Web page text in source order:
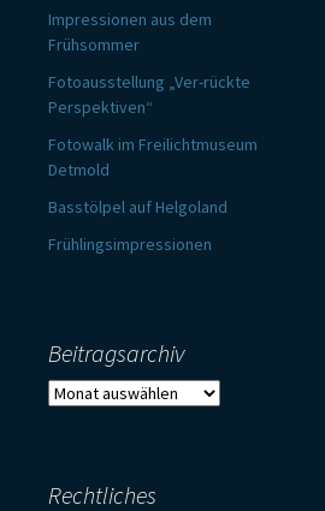
Impressionen aus dem
Frühsommer
Fotoausstellung „Ver-rückte
Perspektiven“
Fotowalk im Freilichtmuseum
Detmold
Basstölpel auf Helgoland
Frühlingsimpressionen
Beitragsarchiv
Beitragsarchiv
Rechtliches